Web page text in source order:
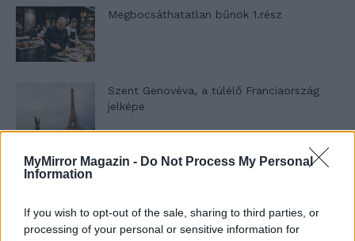
MyMirror Magazin - Do Not Process My Personal
Information
If you wish to opt-out of the sale, sharing to third parties, or
processing of your personal or sensitive information for
Megbocsáthatatlan bűnök 1.rész
Szent Genovéva, a túlélő Franciaország
jelképe
Minka 12. rész